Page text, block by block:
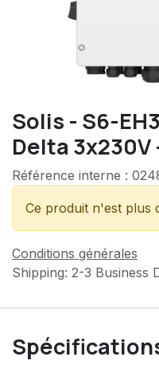
Solis - S6-
Delta 3x230V
Référence interne :
Ce produit n'est plus
Conditions générales
Shipping: 2-3 Business